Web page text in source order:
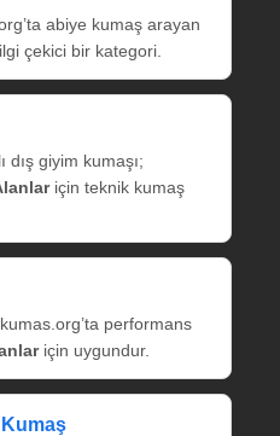
abiye kumaş arayan
çekici bir kategori.
dış giyim kumaşı;
için teknik kumaş
performans
için uygundur.
Kumaş